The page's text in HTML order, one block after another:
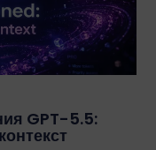
GPT-5.5: